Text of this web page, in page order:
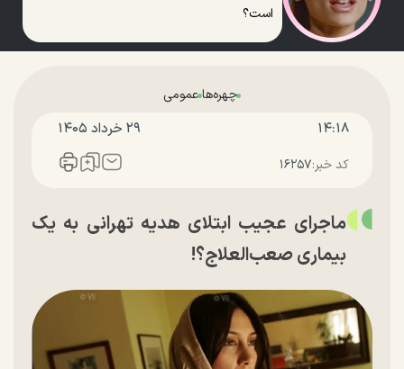
است؟
چهره‌هاعمومی
۱۴:۱۸ ۲۹ خرداد ۱۴۰۵
کد خبر:۱۶۲۵۷
ماجرای عجیب ابتلای هدیه تهرانی به یک
بیماری صعب‌العلاج؟!